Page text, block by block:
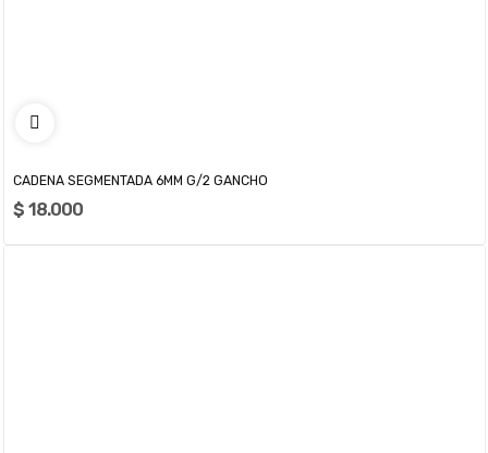
CADENA SEGMENTADA 6MM G/2 GANCHO
$ 18.000